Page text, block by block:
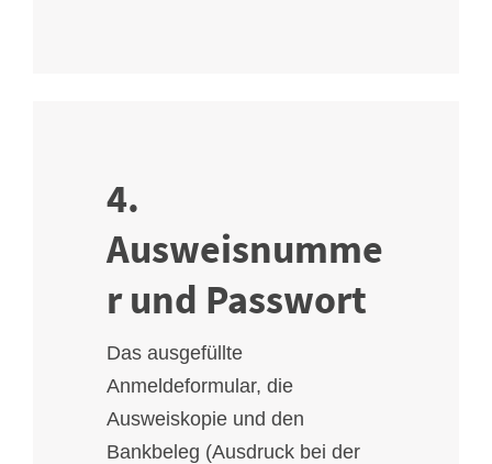
4.
Ausweisnumme
r und Passwort
Das ausgefüllte
Anmeldeformular, die
Ausweiskopie und den
Bankbeleg (Ausdruck bei der